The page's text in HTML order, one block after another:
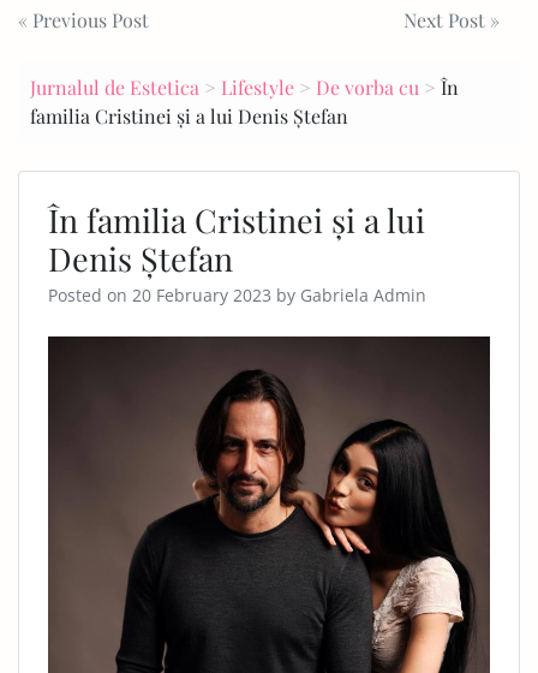
Post
navigation
« Previous Post Next Post »
Jurnalul de Estetica > Lifestyle > De vorba cu >În
familia Cristinei și a lui Denis Ștefan
În familia Cristinei și a lui
Denis Ștefan
Posted on 20 February 2023 by Gabriela Admin